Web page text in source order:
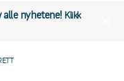
alle nyhetene! Klikk